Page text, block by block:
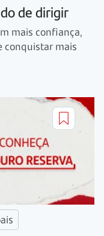
de dirigir
mais confiança,
conquistar mais